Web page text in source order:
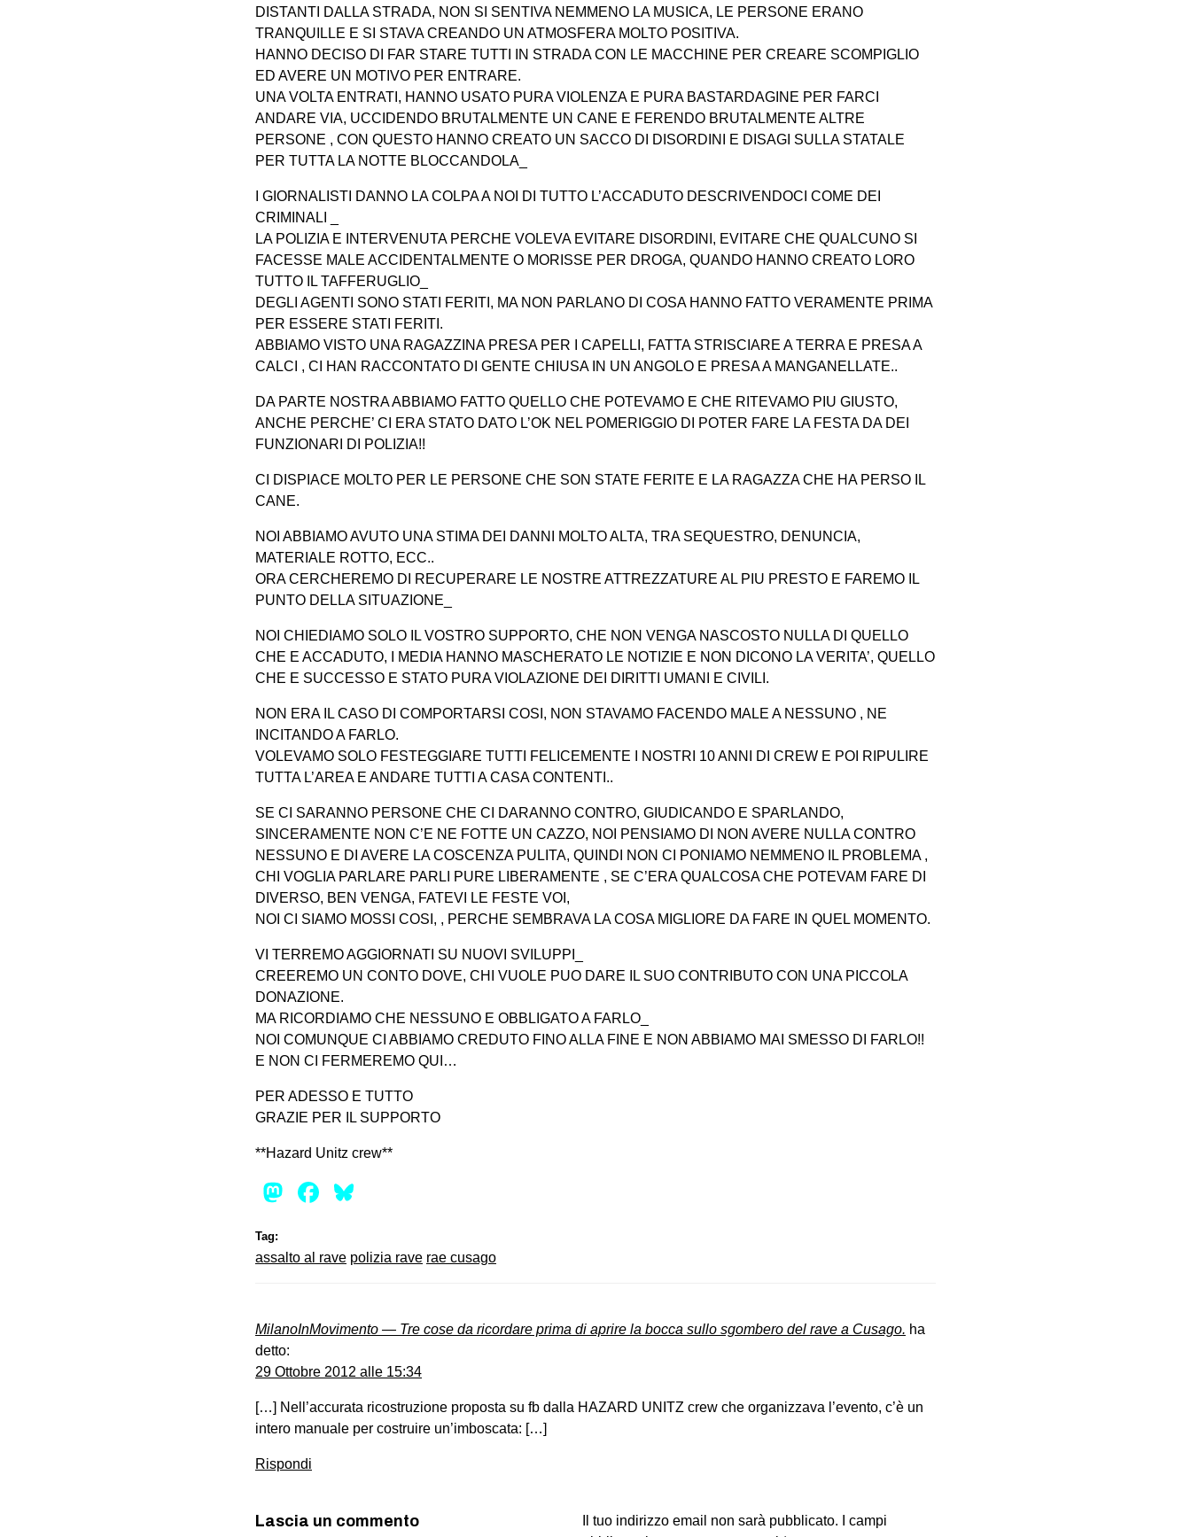
DISTANTI DALLA STRADA, NON SI SENTIVA NEMMENO LA MUSICA, LE PERSONE ERANO
TRANQUILLE E SI STAVA CREANDO UN ATMOSFERA MOLTO POSITIVA.
HANNO DECISO DI FAR STARE TUTTI IN STRADA CON LE MACCHINE PER CREARE SCOMPIGLIO
ED AVERE UN MOTIVO PER ENTRARE.
UNA VOLTA ENTRATI, HANNO USATO PURA VIOLENZA E PURA BASTARDAGINE PER FARCI
ANDARE VIA, UCCIDENDO BRUTALMENTE UN CANE E FERENDO BRUTALMENTE ALTRE
PERSONE , CON QUESTO HANNO CREATO UN SACCO DI DISORDINI E DISAGI SULLA STATALE
PER TUTTA LA NOTTE BLOCCANDOLA_
I GIORNALISTI DANNO LA COLPA A NOI DI TUTTO L’ACCADUTO DESCRIVENDOCI COME DEI
CRIMINALI _
LA POLIZIA E INTERVENUTA PERCHE VOLEVA EVITARE DISORDINI, EVITARE CHE QUALCUNO SI
FACESSE MALE ACCIDENTALMENTE O MORISSE PER DROGA, QUANDO HANNO CREATO LORO
TUTTO IL TAFFERUGLIO_
DEGLI AGENTI SONO STATI FERITI, MA NON PARLANO DI COSA HANNO FATTO VERAMENTE PRIMA
PER ESSERE STATI FERITI.
ABBIAMO VISTO UNA RAGAZZINA PRESA PER I CAPELLI, FATTA STRISCIARE A TERRA E PRESA A
CALCI , CI HAN RACCONTATO DI GENTE CHIUSA IN UN ANGOLO E PRESA A MANGANELLATE..
DA PARTE NOSTRA ABBIAMO FATTO QUELLO CHE POTEVAMO E CHE RITEVAMO PIU GIUSTO,
ANCHE PERCHE’ CI ERA STATO DATO L’OK NEL POMERIGGIO DI POTER FARE LA FESTA DA DEI
FUNZIONARI DI POLIZIA!!
CI DISPIACE MOLTO PER LE PERSONE CHE SON STATE FERITE E LA RAGAZZA CHE HA PERSO IL
CANE.
NOI ABBIAMO AVUTO UNA STIMA DEI DANNI MOLTO ALTA, TRA SEQUESTRO, DENUNCIA,
MATERIALE ROTTO, ECC..
ORA CERCHEREMO DI RECUPERARE LE NOSTRE ATTREZZATURE AL PIU PRESTO E FAREMO IL
PUNTO DELLA SITUAZIONE_
NOI CHIEDIAMO SOLO IL VOSTRO SUPPORTO, CHE NON VENGA NASCOSTO NULLA DI QUELLO
CHE E ACCADUTO, I MEDIA HANNO MASCHERATO LE NOTIZIE E NON DICONO LA VERITA’, QUELLO
CHE E SUCCESSO E STATO PURA VIOLAZIONE DEI DIRITTI UMANI E CIVILI.
NON ERA IL CASO DI COMPORTARSI COSI, NON STAVAMO FACENDO MALE A NESSUNO , NE
INCITANDO A FARLO.
VOLEVAMO SOLO FESTEGGIARE TUTTI FELICEMENTE I NOSTRI 10 ANNI DI CREW E POI RIPULIRE
TUTTA L’AREA E ANDARE TUTTI A CASA CONTENTI..
SE CI SARANNO PERSONE CHE CI DARANNO CONTRO, GIUDICANDO E SPARLANDO,
SINCERAMENTE NON C’E NE FOTTE UN CAZZO, NOI PENSIAMO DI NON AVERE NULLA CONTRO
NESSUNO E DI AVERE LA COSCENZA PULITA, QUINDI NON CI PONIAMO NEMMENO IL PROBLEMA ,
CHI VOGLIA PARLARE PARLI PURE LIBERAMENTE , SE C’ERA QUALCOSA CHE POTEVAM FARE DI
DIVERSO, BEN VENGA, FATEVI LE FESTE VOI,
NOI CI SIAMO MOSSI COSI, , PERCHE SEMBRAVA LA COSA MIGLIORE DA FARE IN QUEL MOMENTO.
VI TERREMO AGGIORNATI SU NUOVI SVILUPPI_
CREEREMO UN CONTO DOVE, CHI VUOLE PUO DARE IL SUO CONTRIBUTO CON UNA PICCOLA
DONAZIONE.
MA RICORDIAMO CHE NESSUNO E OBBLIGATO A FARLO_
NOI COMUNQUE CI ABBIAMO CREDUTO FINO ALLA FINE E NON ABBIAMO MAI SMESSO DI FARLO!!
E NON CI FERMEREMO QUI…
PER ADESSO E TUTTO
GRAZIE PER IL SUPPORTO
**Hazard Unitz crew**
Mastodon
Facebook
Tag:
assalto al rave polizia rave rae cusago
MilanoInMovimento — Tre cose da ricordare prima di aprire la bocca sullo sgombero del rave a Cusago. ha
detto:
29 Ottobre 2012 alle 15:34
[…] Nell’accurata ricostruzione proposta su fb dalla HAZARD UNITZ crew che organizzava l’evento, c’è un
intero manuale per costruire un’imboscata: […]
Rispondi
Lascia un commento Il tuo indirizzo email non sarà pubblicato.
I campi